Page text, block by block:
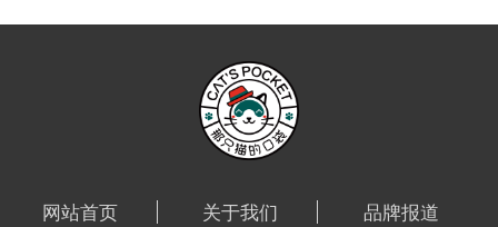
网站首页 关于我们
品牌报道